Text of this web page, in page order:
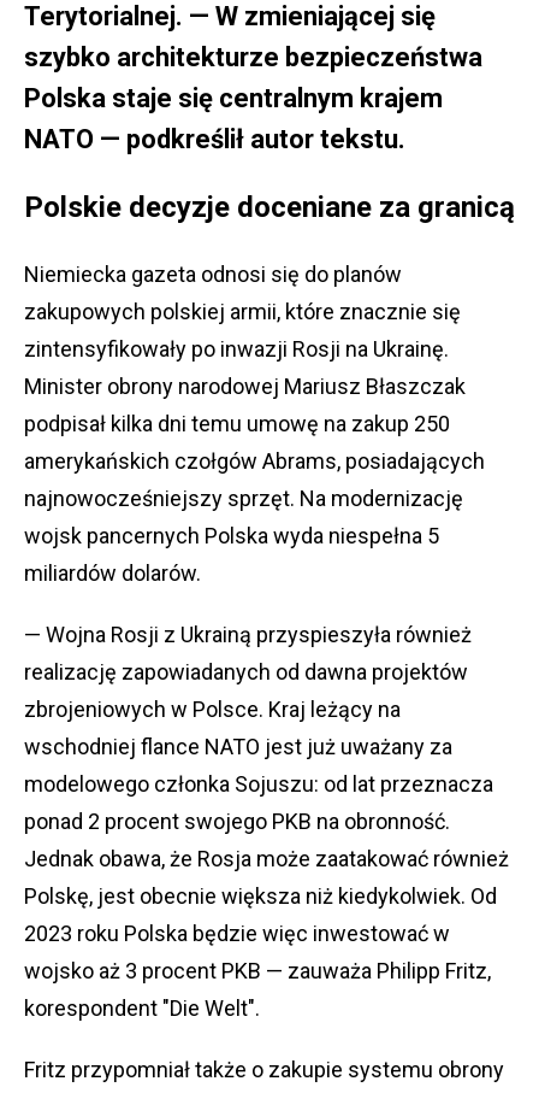
Terytorialnej. — W zmieniającej się
szybko architekturze bezpieczeństwa
Polska staje się centralnym krajem
NATO — podkreślił autor tekstu.
Polskie decyzje doceniane za granicą
Niemiecka gazeta odnosi się do planów
zakupowych polskiej armii, które znacznie się
zintensyfikowały po inwazji Rosji na Ukrainę.
Minister obrony narodowej Mariusz Błaszczak
podpisał kilka dni temu umowę na zakup 250
amerykańskich czołgów Abrams, posiadających
najnowocześniejszy sprzęt. Na modernizację
wojsk pancernych Polska wyda niespełna 5
miliardów dolarów.
— Wojna Rosji z Ukrainą przyspieszyła również
realizację zapowiadanych od dawna projektów
zbrojeniowych w Polsce. Kraj leżący na
wschodniej flance NATO jest już uważany za
modelowego członka Sojuszu: od lat przeznacza
ponad 2 procent swojego PKB na obronność.
Jednak obawa, że Rosja może zaatakować również
Polskę, jest obecnie większa niż kiedykolwiek. Od
2023 roku Polska będzie więc inwestować w
wojsko aż 3 procent PKB — zauważa Philipp Fritz,
korespondent "Die Welt".
Fritz przypomniał także o zakupie systemu obrony